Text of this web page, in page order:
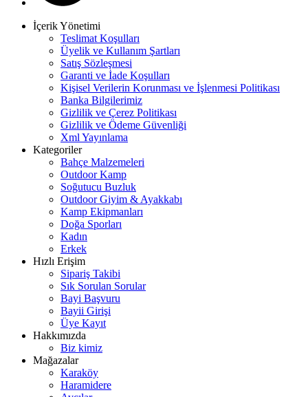
İçerik Yönetimi
Teslimat Koşulları
Üyelik ve Kullanım Şartları
Satış Sözleşmesi
Garanti ve İade Koşulları
Kişisel Verilerin Korunması ve İşlenmesi Politikası
Banka Bilgilerimiz
Gizlilik ve Çerez Politikası
Gizlilik ve Ödeme Güvenliği
Xml Yayınlama
Kategoriler
Bahçe Malzemeleri
Outdoor Kamp
Soğutucu Buzluk
Outdoor Giyim & Ayakkabı
Kamp Ekipmanları
Doğa Sporları
Kadın
Erkek
Hızlı Erişim
Sipariş Takibi
Sık Sorulan Sorular
Bayi Başvuru
Bayii Girişi
Üye Kayıt
Hakkımızda
Biz kimiz
Mağazalar
Karaköy
Haramidere